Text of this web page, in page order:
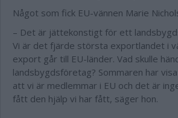
Något som fick EU-vännen Marie
– Det är jättekonstigt för ett
Vi är det fjärde största exportlandet i
export går till EU-länder. Vad skulle
landsbygdsföretag? Sommaren har
att vi är medlemmar i EU och det är
fått den hjälp vi har fått, säger hon.